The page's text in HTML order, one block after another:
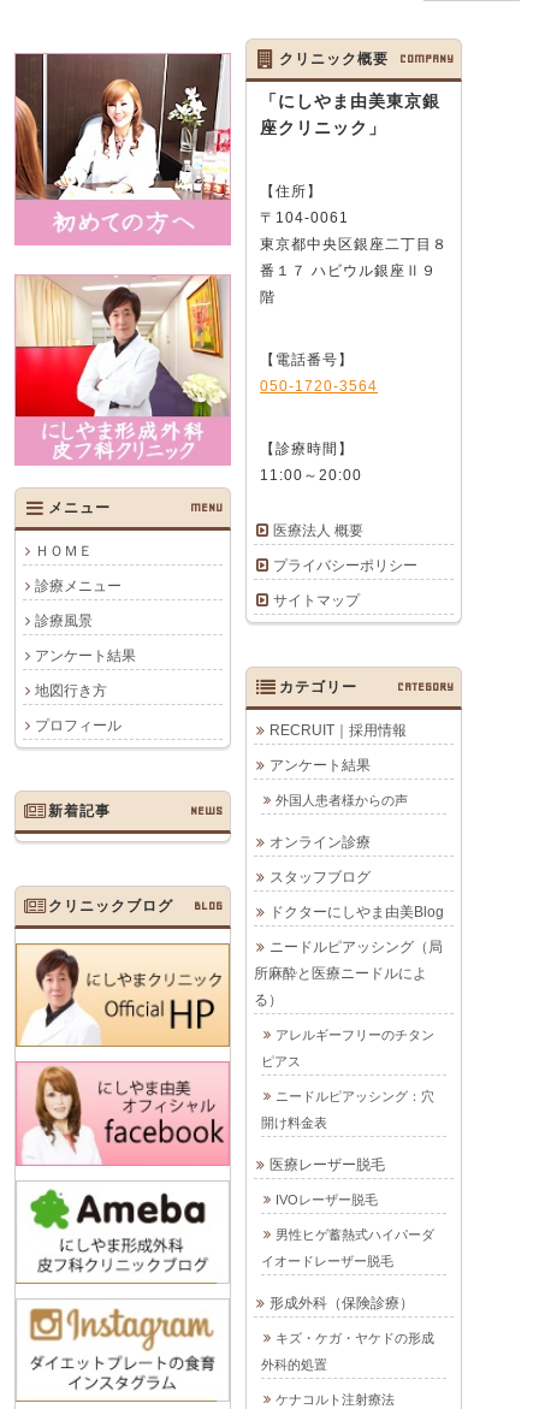
メニュー MENU
ＨＯＭＥ
診療メニュー
診療風景
アンケート結果
地図行き方
プロフィール
クリニック概要 COMPANY
「にしやま由美東京銀
座クリニック」
【住所】
〒104-0061
東京都中央区銀座二丁目８
番１７ ハビウル銀座Ⅱ９
階
【電話番号】
050-1720-3564
【診療時間】
11:00～20:00
医療法人 概要
プライバシーポリシー
サイトマップ
カテゴリー CATEGORY
RECRUIT｜採用情報
アンケート結果
外国人患者様からの声
オンライン診療
スタッフブログ
ドクターにしやま由美Blog
ニードルピアッシング（局
所麻酔と医療ニードルによ
る）
アレルギーフリーのチタン
ピアス
ニードルピアッシング：穴
開け料金表
医療レーザー脱毛
IVOレーザー脱毛
男性ヒゲ蓄熱式ハイパーダ
イオードレーザー脱毛
形成外科（保険診療）
キズ・ケガ・ヤケドの形成
外科的処置
ケナコルト注射療法
新着記事 NEWS
クリニックブログ BLOG